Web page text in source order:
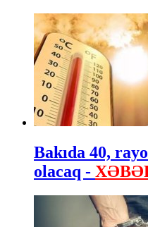
Bakıda 40,
olacaq -